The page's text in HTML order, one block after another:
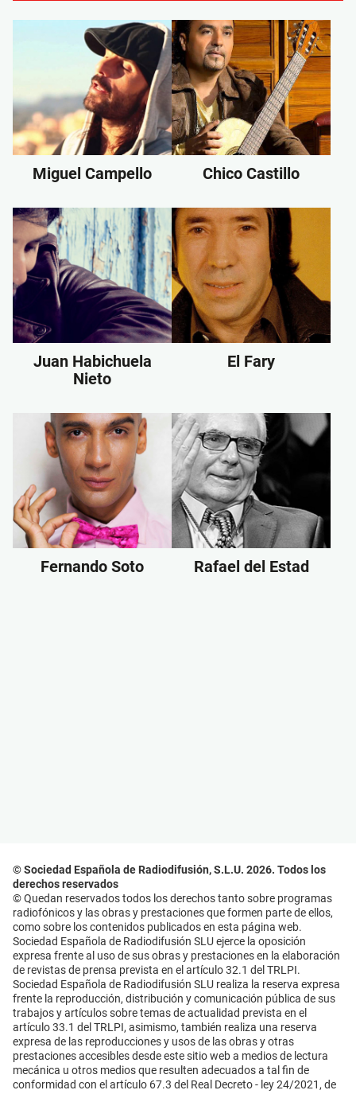
Miguel Campello Chico Castillo
Juan Habichuela
Nieto
El Fary
Fernando Soto Rafael del Estad
© Sociedad Española de Radiodifusión, S.L.U. 2026. Todos los
derechos reservados
© Quedan reservados todos los derechos tanto sobre programas
radiofónicos y las obras y prestaciones que formen parte de ellos,
como sobre los contenidos publicados en esta página web.
Sociedad Española de Radiodifusión SLU ejerce la oposición
expresa frente al uso de sus obras y prestaciones en la elaboración
de revistas de prensa prevista en el artículo 32.1 del TRLPI.
Sociedad Española de Radiodifusión SLU realiza la reserva expresa
frente la reproducción, distribución y comunicación pública de sus
trabajos y artículos sobre temas de actualidad prevista en el
artículo 33.1 del TRLPI, asimismo, también realiza una reserva
expresa de las reproducciones y usos de las obras y otras
prestaciones accesibles desde este sitio web a medios de lectura
mecánica u otros medios que resulten adecuados a tal fin de
conformidad con el artículo 67.3 del Real Decreto - ley 24/2021, de